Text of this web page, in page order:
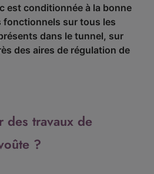
est conditionnée à la bonne
fonctionnels sur tous les
dans le tunnel, sur
des aires de régulation de
des travaux de
?